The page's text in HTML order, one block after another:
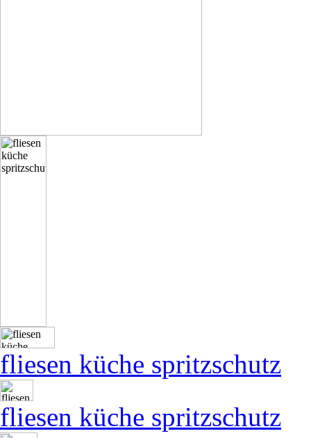
fliesen küche spritzschutz
fliesen küche spritzschutz